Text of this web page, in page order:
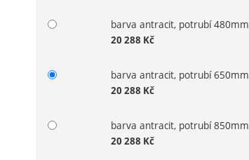
barva antracit, potrubí 480mm
20 288 Kč
barva antracit, potrubí 650mm
20 288 Kč
barva antracit, potrubí 850mm
20 288 Kč